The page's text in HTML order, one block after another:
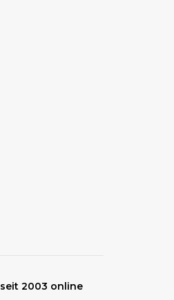
seit 2003 online